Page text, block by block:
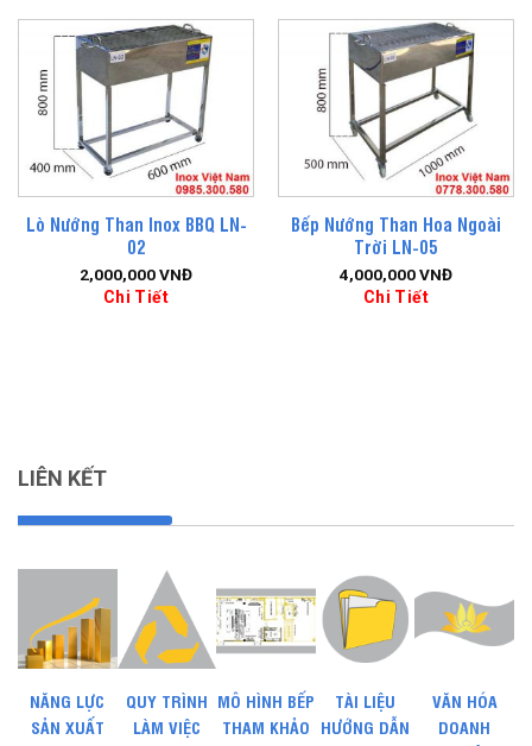
Lò Nướng Than Inox BBQ LN-
02
2,000,000VNĐ
Chi Tiết
Bếp Nướng Than Hoa Ngoài
Trời LN-05
4,000,000VNĐ
Chi Tiết
LIÊN KẾT
NĂNG LỰC
SẢN XUẤT
QUY TRÌNH
LÀM VIỆC
MÔ HÌNH BẾP
THAM KHẢO
TÀI LIỆU
HƯỚNG DẪN
VĂN HÓA
DOANH